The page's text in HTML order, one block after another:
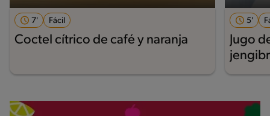
7' Fácil
Coctel cítrico de café y naranja
5'
Jugo